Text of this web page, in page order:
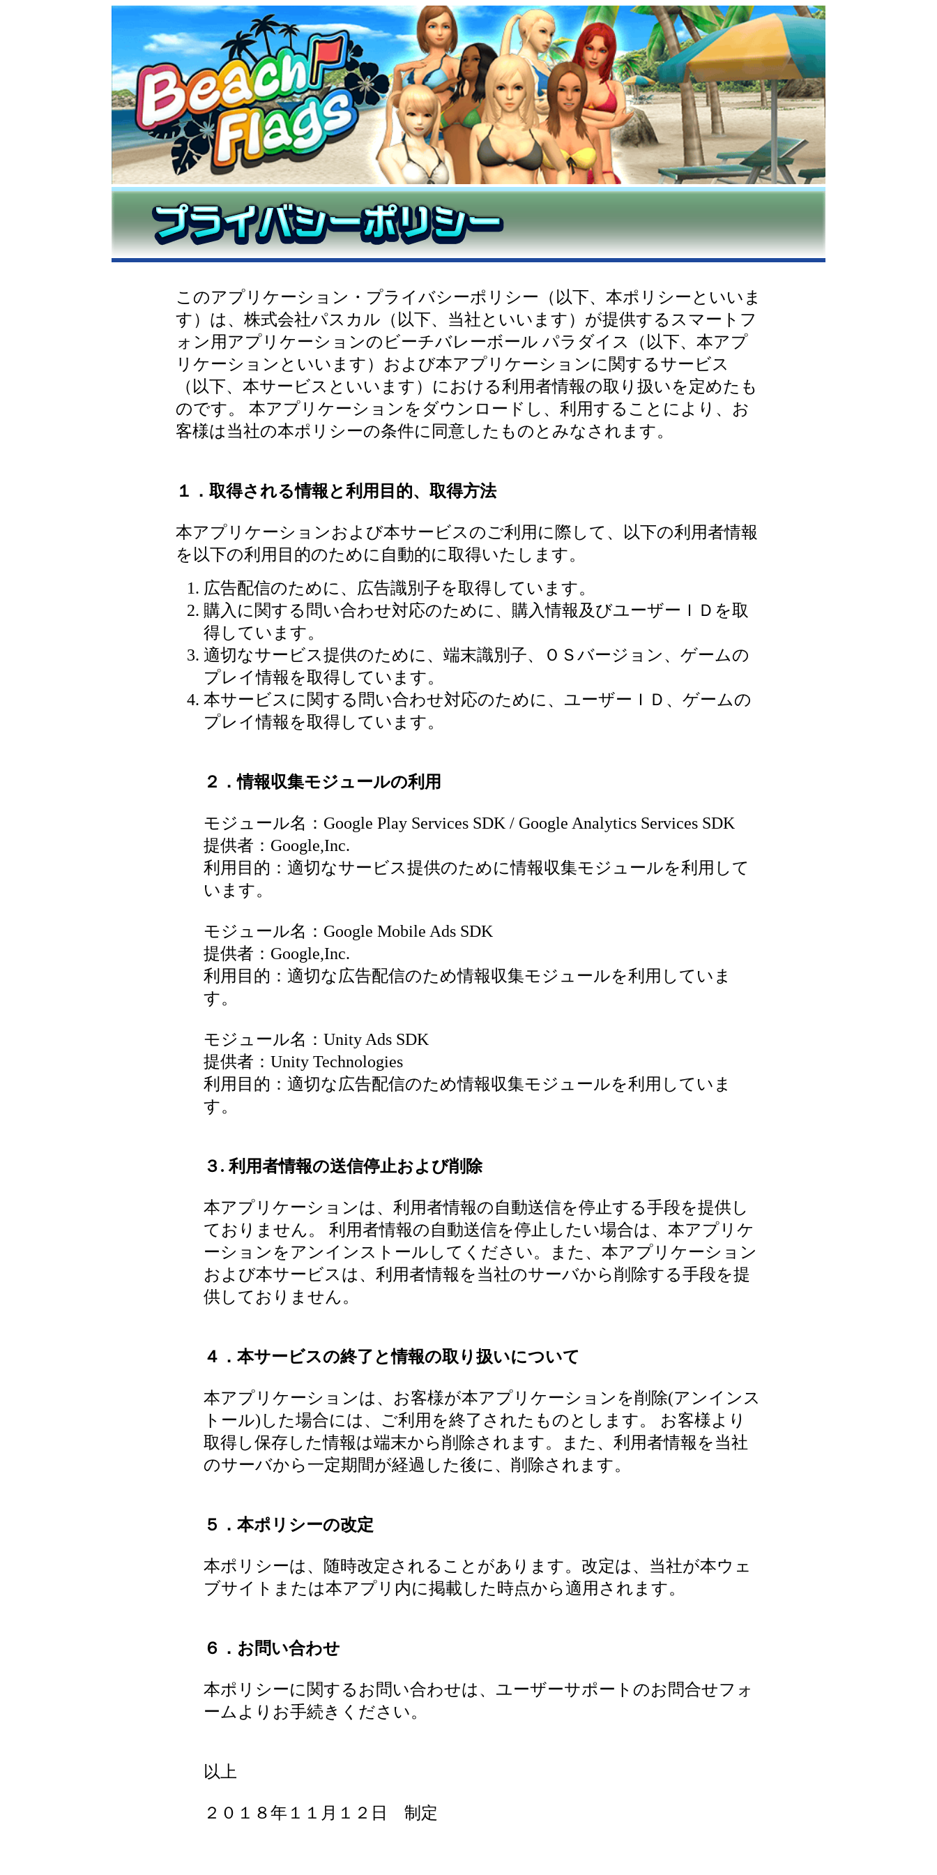
このアプリケーション・プライバシーポリシー（以下、本ポリシーといいま
す）は、株式会社パスカル（以下、当社といいます）が提供するスマートフ
ォン用アプリケーションのビーチバレーボール パラダイス（以下、本アプ
リケーションといいます）および本アプリケーションに関するサービス
（以下、本サービスといいます）における利用者情報の取り扱いを定めたも
のです。 本アプリケーションをダウンロードし、利用することにより、お
客様は当社の本ポリシーの条件に同意したものとみなされます。
１．取得される情報と利用目的、取得方法
本アプリケーションおよび本サービスのご利用に際して、以下の利用者情報
を以下の利用目的のために自動的に取得いたします。
広告配信のために、広告識別子を取得しています。
購入に関する問い合わせ対応のために、購入情報及びユーザーＩＤを取
得しています。
適切なサービス提供のために、端末識別子、ＯＳバージョン、ゲームの
プレイ情報を取得しています。
本サービスに関する問い合わせ対応のために、ユーザーＩＤ、ゲームの
プレイ情報を取得しています。
２．情報収集モジュールの利用
モジュール名：Google Play Services SDK / Google Analytics Services SDK
提供者：Google,Inc.
利用目的：適切なサービス提供のために情報収集モジュールを利用して
います。
モジュール名：Google Mobile Ads SDK
提供者：Google,Inc.
利用目的：適切な広告配信のため情報収集モジュールを利用していま
す。
モジュール名：Unity Ads SDK
提供者：Unity Technologies
利用目的：適切な広告配信のため情報収集モジュールを利用していま
す。
３. 利用者情報の送信停止および削除
本アプリケーションは、利用者情報の自動送信を停止する手段を提供し
ておりません。 利用者情報の自動送信を停止したい場合は、本アプリケ
ーションをアンインストールしてください。また、本アプリケーション
および本サービスは、利用者情報を当社のサーバから削除する手段を提
供しておりません。
４．本サービスの終了と情報の取り扱いについて
本アプリケーションは、お客様が本アプリケーションを削除(アンインス
トール)した場合には、ご利用を終了されたものとします。 お客様より
取得し保存した情報は端末から削除されます。また、利用者情報を当社
のサーバから一定期間が経過した後に、削除されます。
５．本ポリシーの改定
本ポリシーは、随時改定されることがあります。改定は、当社が本ウェ
ブサイトまたは本アプリ内に掲載した時点から適用されます。
６．お問い合わせ
本ポリシーに関するお問い合わせは、ユーザーサポートのお問合せフォ
ームよりお手続きください。
以上
２０１８年１１月１２日 制定